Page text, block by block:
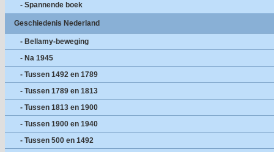
- Spannende boek
Geschiedenis Nederland
- Bellamy-beweging
- Na 1945
- Tussen 1492 en 1789
- Tussen 1789 en 1813
- Tussen 1813 en 1900
- Tussen 1900 en 1940
- Tussen 500 en 1492